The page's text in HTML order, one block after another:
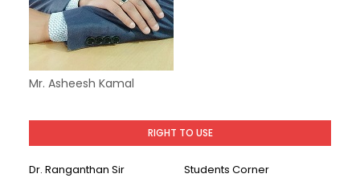
Mr. Asheesh Kamal
RIGHT TO USE
Dr. Ranganthan Sir
Students Corner